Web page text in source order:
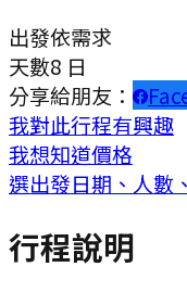
出發依需求
天數8 日
分享給朋友：
我對此行程有興趣
我想知道價格
選出發日期、人數
行程說明